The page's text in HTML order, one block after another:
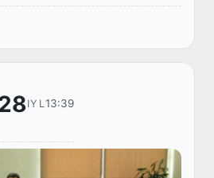
berishda 154 ta xatolikka
IYL13:39